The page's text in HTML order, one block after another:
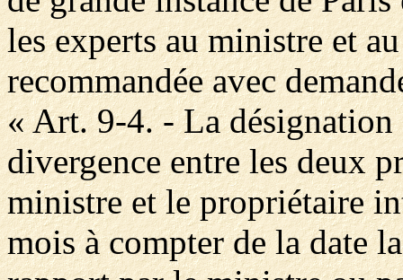
les experts au ministre et
recommandée avec
« Art. 9-4. - La désignation
divergence entre les deux
ministre et le propriétaire
mois à compter de la date